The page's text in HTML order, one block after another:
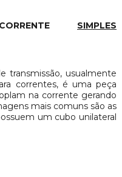
SIMPLES
transmissão, usualmente
correntes, é uma peça
na corrente gerando
mais comuns são as
um cubo unilateral